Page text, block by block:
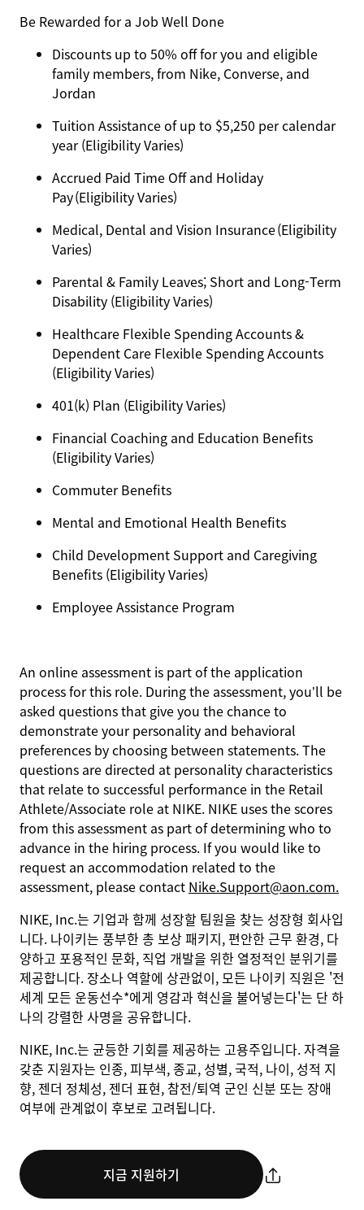
Be Rewarded for a Job Well Done
Discounts up to 50% off for you and eligible
family members, from Nike, Converse, and
Jordan
Tuition Assistance of up to $5,250 per calendar
year (Eligibility Varies)
Accrued Paid Time Off and Holiday
Pay (Eligibility Varies)
Medical, Dental and Vision Insurance (Eligibility
Varies)
Parental & Family Leaves; Short and Long-Term
Disability (Eligibility Varies)
Healthcare Flexible Spending Accounts &
Dependent Care Flexible Spending Accounts
(Eligibility Varies)
401(k) Plan (Eligibility Varies)
Financial Coaching and Education Benefits
(Eligibility Varies)
Commuter Benefits
Mental and Emotional Health Benefits
Child Development Support and Caregiving
Benefits (Eligibility Varies)
Employee Assistance Program
An online assessment is part of the application
process for this role. During the assessment, you’ll be
asked questions that give you the chance to
demonstrate your personality and behavioral
preferences by choosing between statements. The
questions are directed at personality characteristics
that relate to successful performance in the Retail
Athlete/Associate role at NIKE. NIKE uses the scores
from this assessment as part of determining who to
advance in the hiring process. If you would like to
request an accommodation related to the
assessment, please contact Nike.Support@aon.com.
NIKE, Inc.는 기업과 함께 성장할 팀원을 찾는 성장형 회사입
니다. 나이키는 풍부한 총 보상 패키지, 편안한 근무 환경, 다
양하고 포용적인 문화, 직업 개발을 위한 열정적인 분위기를
제공합니다. 장소나 역할에 상관없이, 모든 나이키 직원은 '전
세계 모든 운동선수*에게 영감과 혁신을 불어넣는다'는 단 하
나의 강렬한 사명을 공유합니다.
NIKE, Inc.는 균등한 기회를 제공하는 고용주입니다. 자격을
갖춘 지원자는 인종, 피부색, 종교, 성별, 국적, 나이, 성적 지
향, 젠더 정체성, 젠더 표현, 참전/퇴역 군인 신분 또는 장애
여부에 관계없이 후보로 고려됩니다.
지금 지원하기